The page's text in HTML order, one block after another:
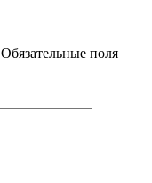
Обязательные поля